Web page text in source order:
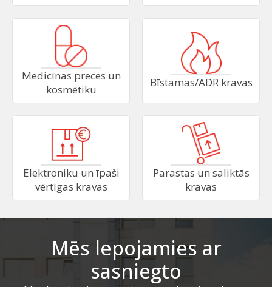
Medicīnas preces un
kosmētiku
Bīstamas/ADR kravas
Elektroniku un īpaši
vērtīgas kravas
Parastas un saliktās
kravas
Mēs lepojamies ar
sasniegto